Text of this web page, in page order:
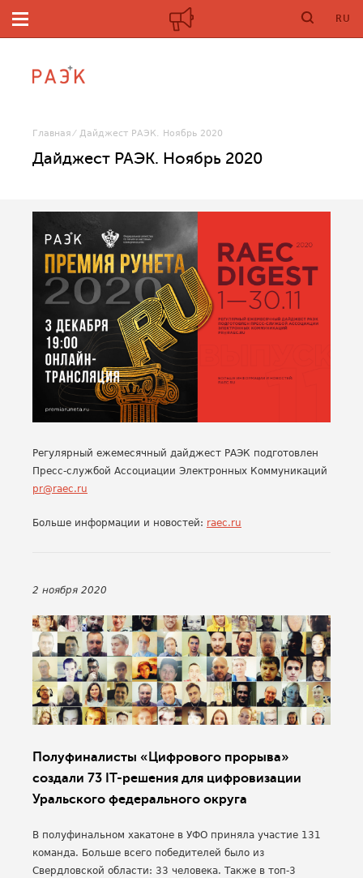
RU
Главная Дайджест РАЭК. Ноябрь 2020
Дайджест РАЭК. Ноябрь 2020
Регулярный ежемесячный дайджест РАЭК подготовлен
Пресс-службой Ассоциации Электронных Коммуникаций
pr@raec.ru
Больше информации и новостей: raec.ru
2 ноября 2020
Полуфиналисты «Цифрового прорыва»
создали 73 IT-решения для цифровизации
Уральского федерального округа
В полуфинальном хакатоне в УФО приняла участие 131
команда. Больше всего победителей было из
Свердловской области: 33 человека. Также в топ-3